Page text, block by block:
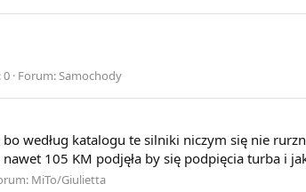
0 Forum:Samochody
według katalogu te silniki niczym się nie
105 KM podjęła by się podpięcia turba i
MiTo/Giulietta